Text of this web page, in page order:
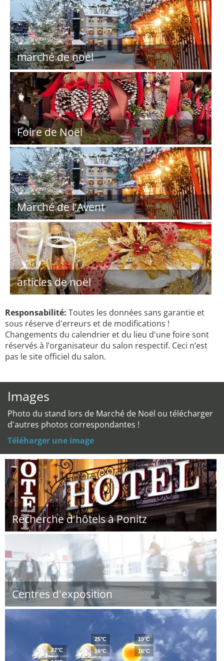
marché de noël
Foire de Noël
Marché de l'Avent
articles de noël
Responsabilité: Toutes les données sans garantie et
sous réserve d'erreurs et de modifications !
Changements du calendrier et du lieu d'une foire sont
réservés à l’organisateur du salon respectif. Ceci n’est
pas le site officiel du salon.
Images
Photo du stand lors de Marché de Noël ou télécharger
d'autres photos correspondantes !
Téléharger une image
Recherche d'hôtels à Ponitz
Centres d'exposition
27°C
25°C
16°C
19°C
16°C